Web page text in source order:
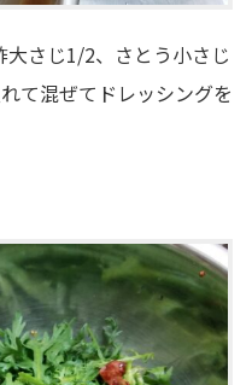
さじ1/2、さとう小さじ
て混ぜてドレッシングを